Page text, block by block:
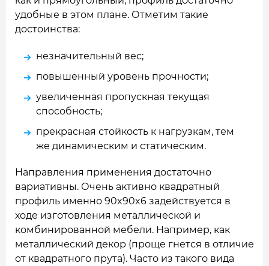
удобные в этом плане. Отметим такие
достоинства:
незначительный вес;
повышенный уровень прочности;
увеличенная пропускная текущая
способность;
прекрасная стойкость к нагрузкам, тем
же динамическим и статическим.
Направления применения достаточно
вариативны. Очень активно квадратный
профиль именно 90x90x6 задействуется в
ходе изготовления металлической и
комбинированной мебели. Например, как
металлический декор (проще гнется в отличие
от квадратного прута). Часто из такого вида